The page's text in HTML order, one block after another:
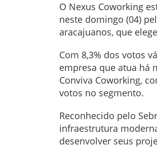
O Nexus Coworking
neste domingo (04)
aracajuanos, que
Com 8,3% dos votos
empresa que atua há
Conviva Coworking,
votos no segmento.
Reconhecido pelo
infraestrutura
desenvolver seus